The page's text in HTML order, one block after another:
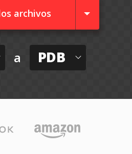
archivos
a PDB